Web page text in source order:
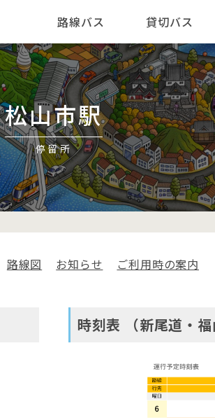
路線バス 貸切バス
松山市駅
停留所
路線図 お知らせ ご利用時の案内
時刻表 （新尾道・福